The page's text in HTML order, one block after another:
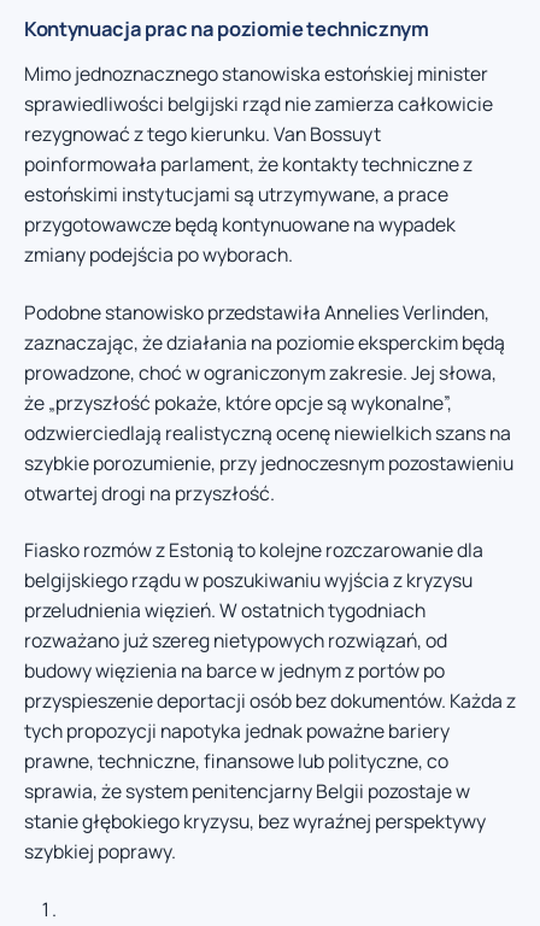
Kontynuacja prac na poziomie technicznym
Mimo jednoznacznego stanowiska estońskiej minister
sprawiedliwości belgijski rząd nie zamierza całkowicie
rezygnować z tego kierunku. Van Bossuyt
poinformowała parlament, że kontakty techniczne z
estońskimi instytucjami są utrzymywane, a prace
przygotowawcze będą kontynuowane na wypadek
zmiany podejścia po wyborach.
Podobne stanowisko przedstawiła Annelies Verlinden,
zaznaczając, że działania na poziomie eksperckim będą
prowadzone, choć w ograniczonym zakresie. Jej słowa,
że „przyszłość pokaże, które opcje są wykonalne”,
odzwierciedlają realistyczną ocenę niewielkich szans na
szybkie porozumienie, przy jednoczesnym pozostawieniu
otwartej drogi na przyszłość.
Fiasko rozmów z Estonią to kolejne rozczarowanie dla
belgijskiego rządu w poszukiwaniu wyjścia z kryzysu
przeludnienia więzień. W ostatnich tygodniach
rozważano już szereg nietypowych rozwiązań, od
budowy więzienia na barce w jednym z portów po
przyspieszenie deportacji osób bez dokumentów. Każda z
tych propozycji napotyka jednak poważne bariery
prawne, techniczne, finansowe lub polityczne, co
sprawia, że system penitencjarny Belgii pozostaje w
stanie głębokiego kryzysu, bez wyraźnej perspektywy
szybkiej poprawy.